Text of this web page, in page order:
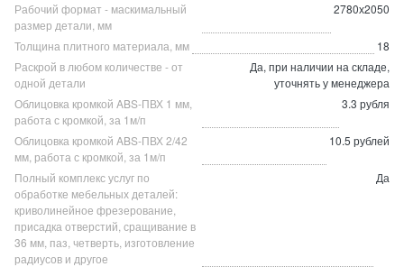
Рабочий формат - маскимальный
размер детали, мм
2780х2050
Толщина плитного материала, мм
18
Раскрой в любом количестве - от
одной детали
Да, при наличии на складе,
уточнять у менеджера
Облицовка кромкой ABS-ПВХ 1 мм,
работа с кромкой, за 1м/п
3.3 рубля
Облицовка кромкой ABS-ПВХ 2/42
мм, работа с кромкой, за 1м/п
10.5 рублей
Полный комплекс услуг по
обработке мебельных деталей:
криволинейное фрезерование,
присадка отверстий, сращивание в
36 мм, паз, четверть, изготовление
радиусов и другое
Да